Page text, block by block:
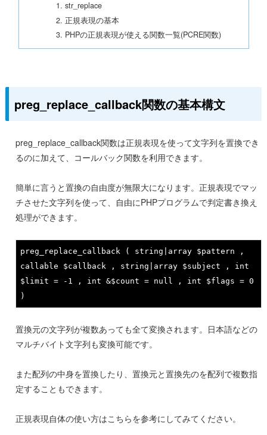
str_replace
正規表現の基本
PHPの正規表現が使える関数一覧(PCRE関数)
preg_replace_callback関数の基本構文
preg_replace_callback関数は正規表現を使って文字列を置換でき
るのに加えて、コールバック関数を利用できます。
簡単に言うと置換の自由度が無限大になります。正規表現でマッ
チさせた文字列を使って、自由にPHPプログラムで判定書き換え
処理ができます。
preg_replace_callback ( string |array $pattern ,
callable $callback , string |array $subject , int
$limit =
-1 , int &$count = null , int $flags = 0
)
置換元の文字列が複数あっても全て変換されます。日本語などの
マルチバイト文字列も変換可能です。
また配列の中身を置換したり、置換元と置換先のを配列で複数指
定することもできます。
正規表現自体の使い方はこちらを参考にしてみてください。